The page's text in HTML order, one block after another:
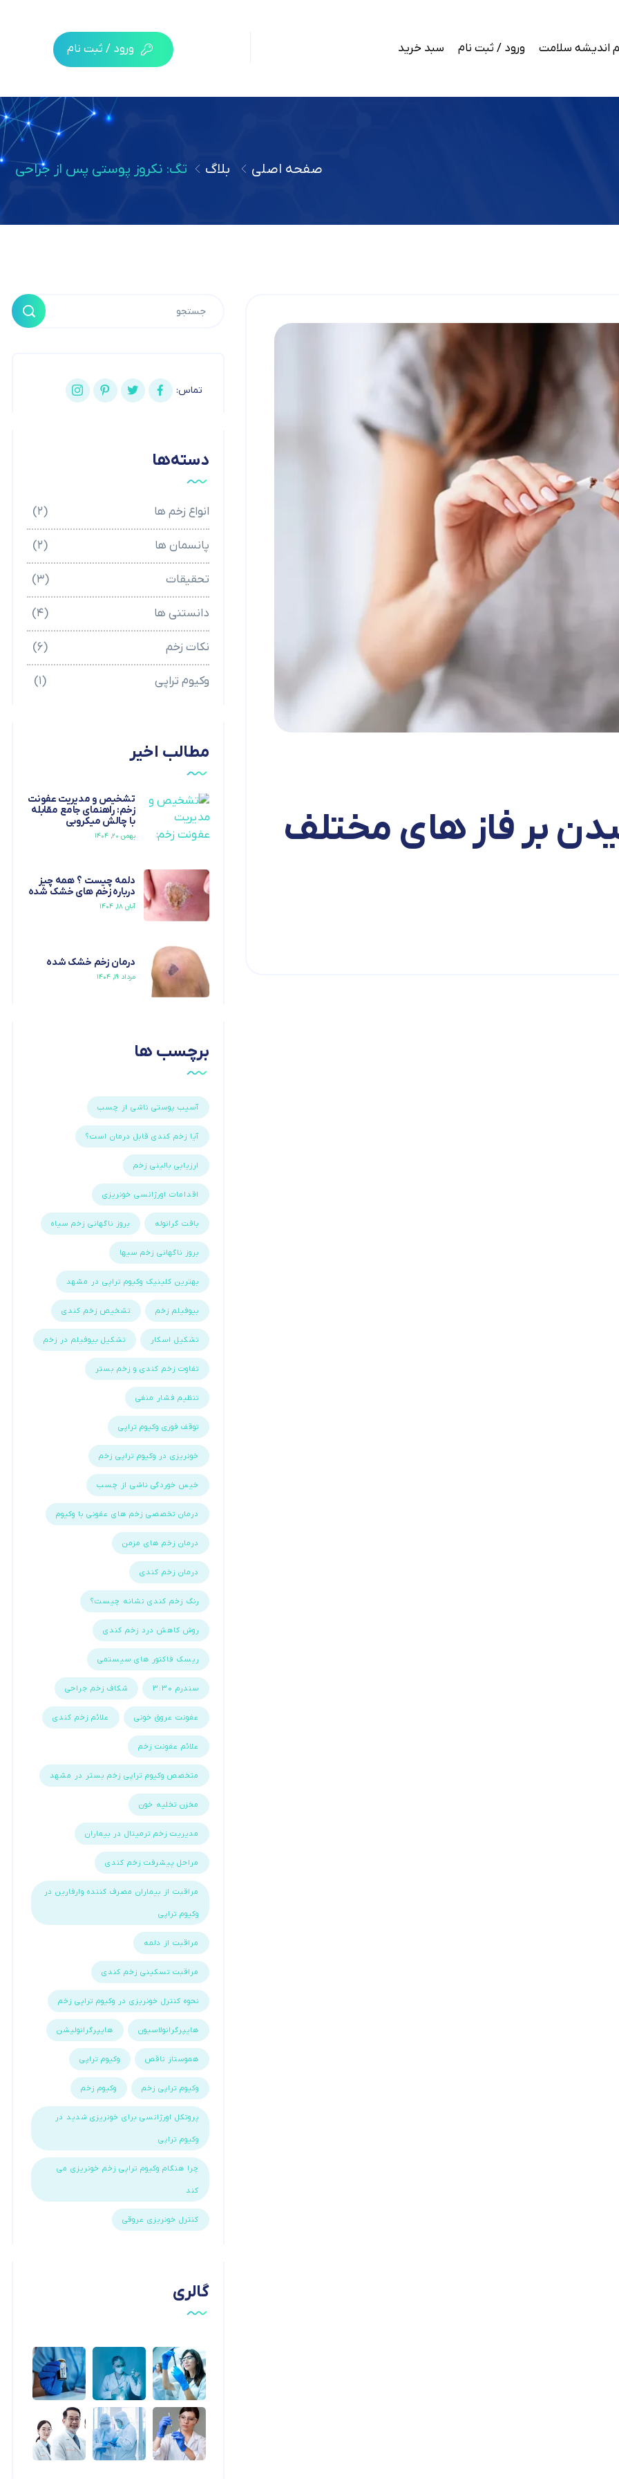
اندیشه سلامت ورود / ثبت نام سبد خرید ورود / ثبت نام
صفحه اصلی بلاگ تگ: نکروز پوستی پس از جراحی
بر فاز های مختلف
تماس:
دسته‌ها
انواع زخم ها (۲)
پانسمان ها (۲)
تحقیقات (۳)
دانستنی ها (۴)
نکات زخم (۶)
وکیوم تراپی (۱)
مطالب اخیر
تشخیص و مدیریت عفونت
زخم: راهنمای جامع مقابله
با چالش میکروبی
بهمن ۲۰, ۱۴۰۴
دلمه چیست ؟ همه چیز
درباره زخم های خشک شده
آبان ۱۸, ۱۴۰۴
درمان زخم خشک شده
مرداد ۱۹, ۱۴۰۴
برچسب ها
آسیب پوستی ناشی از چسب
آیا زخم کندی قابل درمان است؟
ارزیابی بالینی زخم
اقدامات اورژانسی خونریزی
بافت گرانوله بروز ناگهانی زخم سیاه
بروز ناگهانی زخم سیها
بهترین کلینیک وکیوم تراپی در مشهد
بیوفیلم زخم تشخیص زخم کندی
تشکیل اسکار تشکیل بیوفیلم در زخم
تفاوت زخم کندی و زخم بستر
تنظیم فشار منفی
توقف فوری وکیوم تراپی
خونریزی در وکیوم تراپی زخم
خیس خوردگی ناشی از چسب
درمان تخصصی زخم های عفونی با وکیوم
درمان زخم های مزمن
درمان زخم کندی
رنگ زخم کندی نشانه چیست؟
روش کاهش درد زخم کندی
ریسک فاکتور های سیستمی
سندرم 3:30 شکاف زخم جراحی
عفونت عروق خونی علائم زخم کندی
علائم عفونت زخم
متخصص وکیوم تراپی زخم بستر در مشهد
مخزن تخلیه خون
مدیریت زخم ترمینال در بیماران
مراحل پیشرفت زخم کندی
مراقبت از بیماران مصرف کننده وارفارین در
وکیوم تراپی
مراقبت از دلمه
مراقبت تسکینی زخم کندی
نحوه کنترل خونریزی در وکیوم تراپی زخم
هایپرگرانولاسیون هایپرگرانولیشن
هموستاز ناقص وکیوم تراپی
وکیوم تراپی زخم وکیوم زخم
پروتکل اورژانسی برای خونریزی شدید در
وکیوم تراپی
چرا هنگام وکیوم تراپی زخم خونریزی می
کند
کنترل خونریزی عروقی
گالری